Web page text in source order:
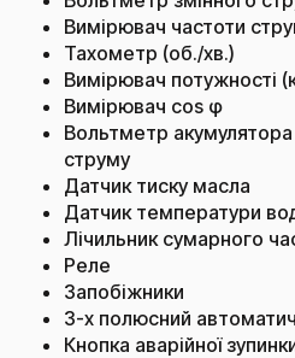
Вимірювач частоти
Тахометр (об./хв.)
Вимірювач потужності
Вимірювач cos φ
Вольтметр акумулятора
струму
Датчик тиску масла
Датчик температури
Лічильник сумарного
Реле
Запобіжники
3-х полюсний
Кнопка аварійної